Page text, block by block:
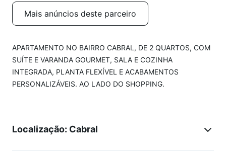
Mais anúncios deste parceiro
APARTAMENTO NO BAIRRO CABRAL, DE 2 QUARTOS, COM
SUÍTE E VARANDA GOURMET, SALA E COZINHA
INTEGRADA, PLANTA FLEXÍVEL E ACABAMENTOS
PERSONALIZÁVEIS. AO LADO DO SHOPPING.
Localização: Cabral